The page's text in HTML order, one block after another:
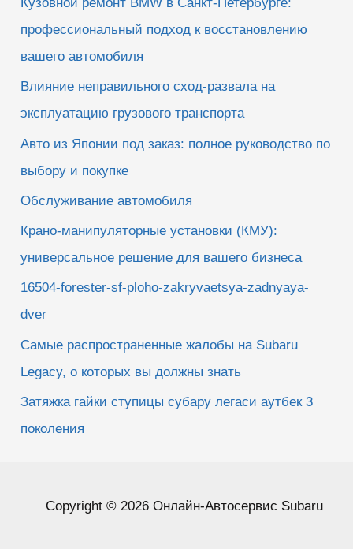
профессиональный подход к восстановлению
вашего автомобиля
Влияние неправильного сход-развала на
эксплуатацию грузового транспорта
Авто из Японии под заказ: полное руководство по
выбору и покупке
Обслуживание автомобиля
Крано-манипуляторные установки (КМУ):
универсальное решение для вашего бизнеса
16504-forester-sf-ploho-zakryvaetsya-zadnyaya-
dver
Самые распространенные жалобы на Subaru
Legacy, о которых вы должны знать
Затяжка гайки ступицы субару легаси аутбек 3
поколения
Copyright © 2026 Онлайн-Автосервис Subaru